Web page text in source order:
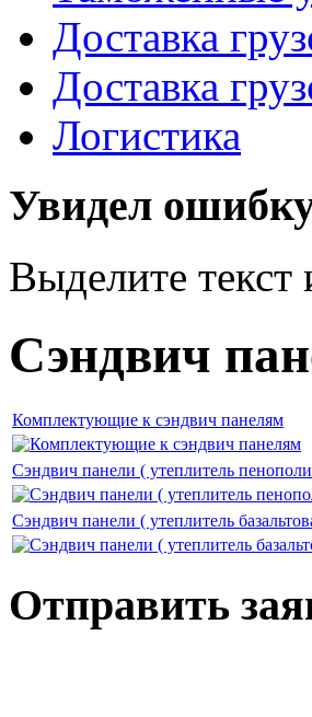
Доставка
Доставка
Логистика
Увидел
Выделите
Сэндвич
Комплектующие к сэндвич панелям
Сэндвич панели ( утеплитель
Сэндвич панели ( утеплитель
Отправить